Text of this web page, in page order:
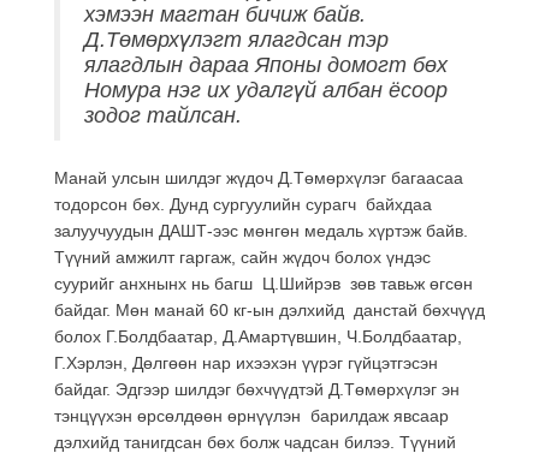
хэмээн магтан бичиж байв.
Д.Төмөрхүлэгт ялагдсан тэр
ялагдлын дараа Японы домогт бөх
Номура нэг их удалгүй албан ёсоор
зодог тайлсан.
Манай улсын шилдэг жүдоч Д.Төмөрхүлэг багаасаа
тодорсон бөх. Дунд сургуулийн сурагч байхдаа
залуучуудын ДАШТ-ээс мөнгөн медаль хүртэж байв.
Түүний амжилт гаргаж, сайн жүдоч болох үндэс
суурийг анхнынх нь багш Ц.Шийрэв зөв тавьж өгсөн
байдаг. Мөн манай 60 кг-ын дэлхийд данстай бөхчүүд
болох Г.Болдбаатар, Д.Амартүвшин, Ч.Болдбаатар,
Г.Хэрлэн, Дөлгөөн нар ихээхэн үүрэг гүйцэтгэсэн
байдаг. Эдгээр шилдэг бөхчүүдтэй Д.Төмөрхүлэг эн
тэнцүүхэн өрсөлдөөн өрнүүлэн барилдаж явсаар
дэлхийд танигдсан бөх болж чадсан билээ. Түүний